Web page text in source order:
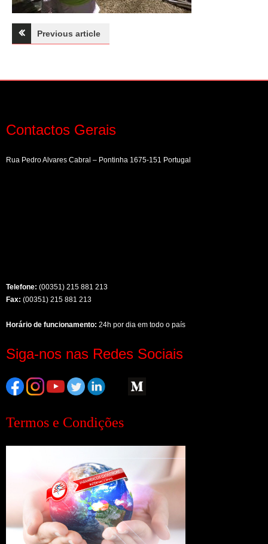
Navegação
artigos
Previous article
Contactos Gerais
Rua Pedro Alvares Cabral – Pontinha 1675-151 Portugal
Telefone: (00351) 215 881 213
Fax: (00351) 215 881 213
Horário de funcionamento: 24h por dia em todo o país
Siga-nos nas Redes Sociais
Termos e Condições